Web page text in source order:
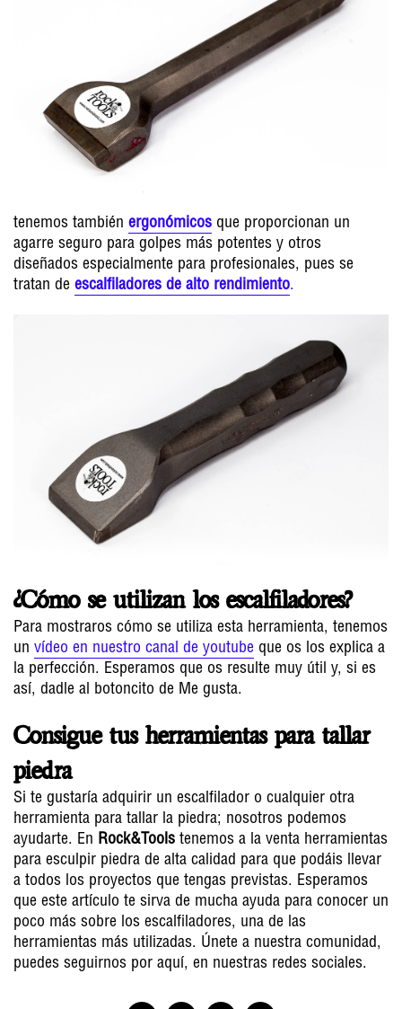
tenemos también ergonómicos que proporcionan un
agarre seguro para golpes más potentes y otros
diseñados especialmente para profesionales, pues se
tratan de escalfiladores de alto rendimiento.
¿Cómo se utilizan los escalfiladores?
Para mostraros cómo se utiliza esta herramienta, tenemos
un vídeo en nuestro canal de youtube que os los explica a
la perfección. Esperamos que os resulte muy útil y, si es
así, dadle al botoncito de Me gusta.
Consigue tus herramientas para tallar
piedra
Si te gustaría adquirir un escalfilador o cualquier otra
herramienta para tallar la piedra; nosotros podemos
ayudarte. En Rock&Tools tenemos a la venta herramientas
para esculpir piedra de alta calidad para que podáis llevar
a todos los proyectos que tengas previstas. Esperamos
que este artículo te sirva de mucha ayuda para conocer un
poco más sobre los escalfiladores, una de las
herramientas más utilizadas. Únete a nuestra comunidad,
puedes seguirnos por aquí, en nuestras redes sociales.